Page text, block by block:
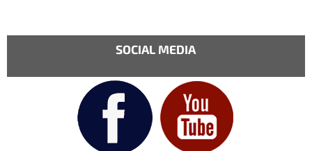
SOCIAL MEDIA